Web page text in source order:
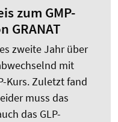
zum GMP-
GRANAT
zweite Jahr über
mit
Kurs. Zuletzt fand
muss das
das GLP-